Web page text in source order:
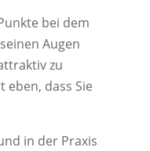
bei dem
Augen
zu
eben, dass Sie
in der Praxis